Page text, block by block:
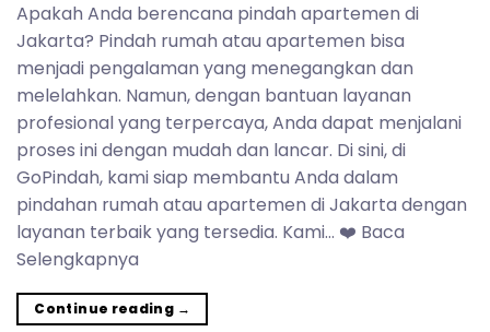
Apakah Anda berencana pindah apartemen di
Jakarta? Pindah rumah atau apartemen bisa
menjadi pengalaman yang menegangkan dan
melelahkan. Namun, dengan bantuan layanan
profesional yang terpercaya, Anda dapat menjalani
proses ini dengan mudah dan lancar. Di sini, di
GoPindah, kami siap membantu Anda dalam
pindahan rumah atau apartemen di Jakarta dengan
layanan terbaik yang tersedia. Kami… ❤️ Baca
Selengkapnya
Continue reading →